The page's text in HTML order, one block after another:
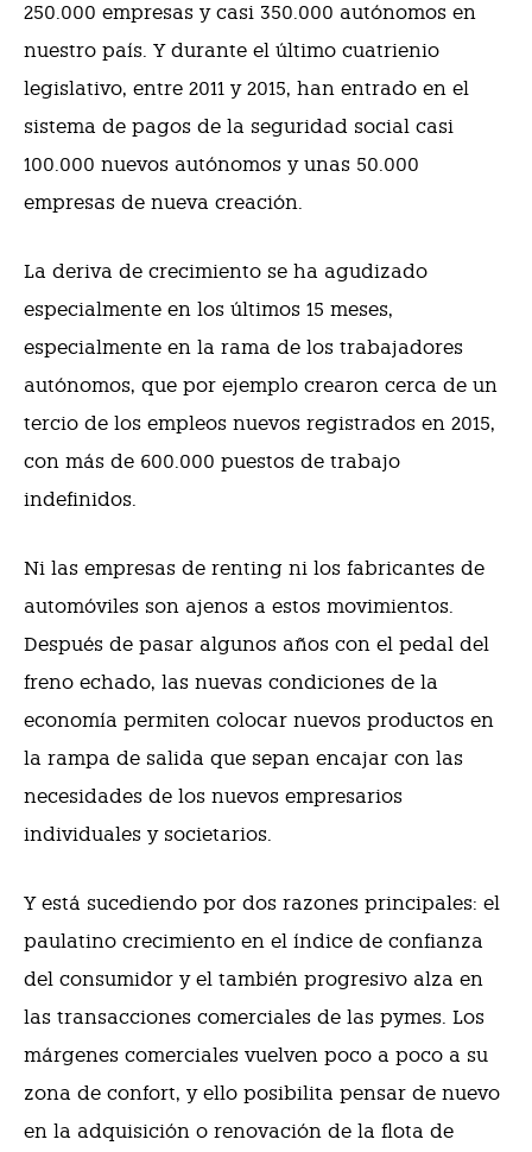
250.000 empresas y casi 350.000 autónomos en
nuestro país. Y durante el último cuatrienio
legislativo, entre 2011 y 2015, han entrado en el
sistema de pagos de la seguridad social casi
100.000 nuevos autónomos y unas 50.000
empresas de nueva creación.
La deriva de crecimiento se ha agudizado
especialmente en los últimos 15 meses,
especialmente en la rama de los trabajadores
autónomos, que por ejemplo crearon cerca de un
tercio de los empleos nuevos registrados en 2015,
con más de 600.000 puestos de trabajo
indefinidos.
Ni las empresas de renting ni los fabricantes de
automóviles son ajenos a estos movimientos.
Después de pasar algunos años con el pedal del
freno echado, las nuevas condiciones de la
economía permiten colocar nuevos productos en
la rampa de salida que sepan encajar con las
necesidades de los nuevos empresarios
individuales y societarios.
Y está sucediendo por dos razones principales: el
paulatino crecimiento en el índice de confianza
del consumidor y el también progresivo alza en
las transacciones comerciales de las pymes. Los
márgenes comerciales vuelven poco a poco a su
zona de confort, y ello posibilita pensar de nuevo
en la adquisición o renovación de la flota de